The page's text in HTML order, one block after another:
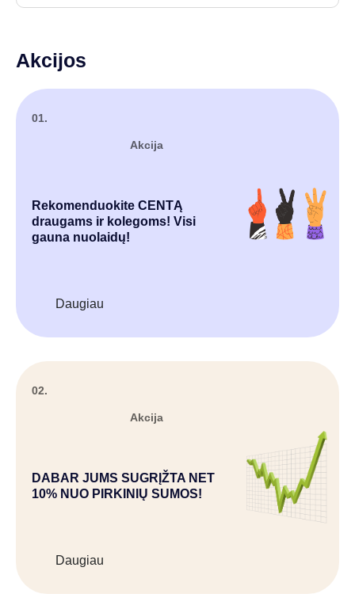
Akcijos
01.
Akcija
Rekomenduokite CENTĄ
draugams ir kolegoms! Visi
gauna nuolaidų!
Daugiau
02.
Akcija
DABAR JUMS SUGRĮŽTA NET
10% NUO PIRKINIŲ SUMOS!
Daugiau